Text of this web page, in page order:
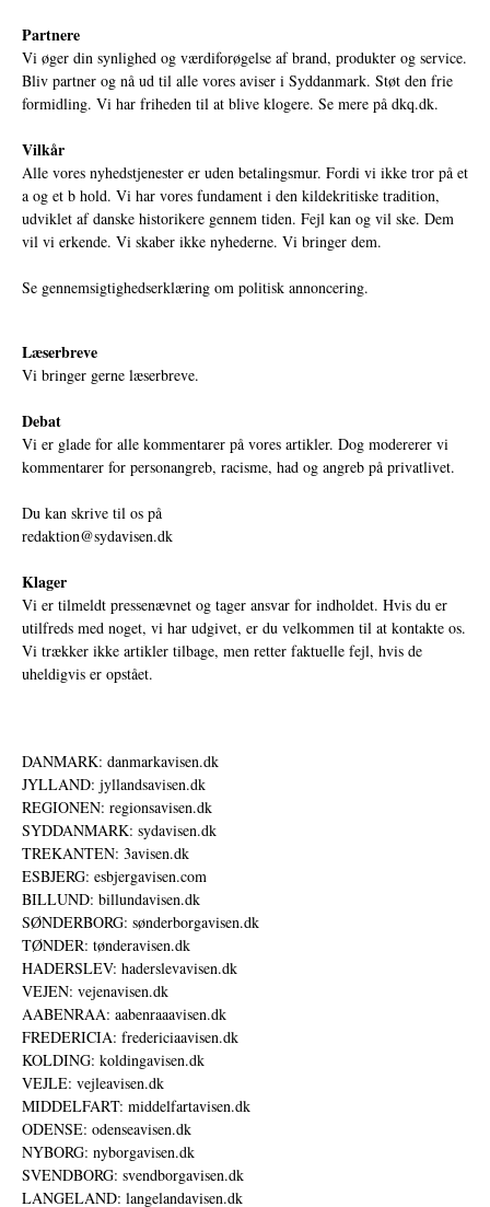
Partnere
Vi øger din synlighed og værdiforøgelse af brand, produkter og service.
Bliv partner og nå ud til alle vores aviser i Syddanmark. Støt den frie
formidling. Vi har friheden til at blive klogere. Se mere på dkq.dk.
Vilkår
Alle vores nyhedstjenester er uden betalingsmur. Fordi vi ikke tror på et
a og et b hold. Vi har vores fundament i den kildekritiske tradition,
udviklet af danske historikere gennem tiden. Fejl kan og vil ske. Dem
vil vi erkende. Vi skaber ikke nyhederne. Vi bringer dem.
Se gennemsigtighedserklæring om politisk annoncering.
Læserbreve
Vi bringer gerne læserbreve.
Debat
Vi er glade for alle kommentarer på vores artikler. Dog modererer vi
kommentarer for personangreb, racisme, had og angreb på privatlivet.
Du kan skrive til os på
redaktion@sydavisen.dk
Klager
Vi er tilmeldt pressenævnet og tager ansvar for indholdet. Hvis du er
utilfreds med noget, vi har udgivet, er du velkommen til at kontakte os.
Vi trækker ikke artikler tilbage, men retter faktuelle fejl, hvis de
uheldigvis er opstået.
DANMARK: danmarkavisen.dk
JYLLAND: jyllandsavisen.dk
REGIONEN: regionsavisen.dk
SYDDANMARK: sydavisen.dk
TREKANTEN: 3avisen.dk
ESBJERG: esbjergavisen.com
BILLUND: billundavisen.dk
SØNDERBORG: sønderborgavisen.dk
TØNDER: tønderavisen.dk
HADERSLEV: haderslevavisen.dk
VEJEN: vejenavisen.dk
AABENRAA: aabenraaavisen.dk
FREDERICIA: fredericiaavisen.dk
KOLDING: koldingavisen.dk
VEJLE: vejleavisen.dk
MIDDELFART: middelfartavisen.dk
ODENSE: odenseavisen.dk
NYBORG: nyborgavisen.dk
SVENDBORG: svendborgavisen.dk
LANGELAND: langelandavisen.dk